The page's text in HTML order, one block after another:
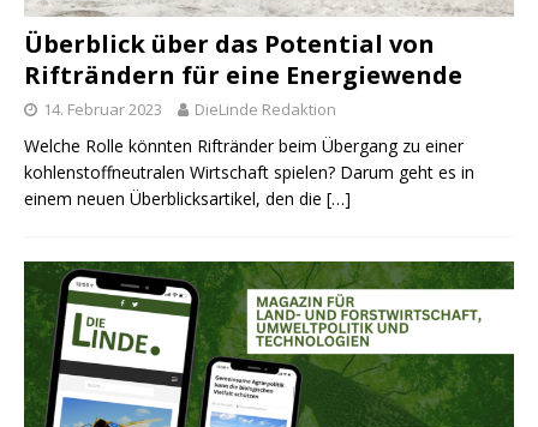
Überblick über das Potential von
Rifträndern für eine Energiewende
14. Februar 2023 DieLinde Redaktion
Welche Rolle könnten Riftränder beim Übergang zu einer
kohlenstoffneutralen Wirtschaft spielen? Darum geht es in
einem neuen Überblicksartikel, den die […]